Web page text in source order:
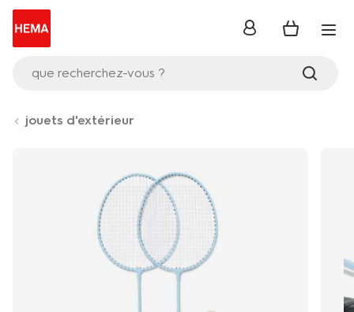
que recherchez-vous ?
se
jouets d'extérieur